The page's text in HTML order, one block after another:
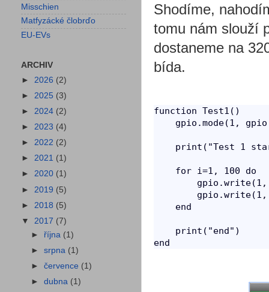
Shodíme,
tomu nám slouží
dostaneme na
bída.
function Test1()
gpio.mode(1,
print("Test 1
for i=1, 100 do
gpio.write(1,
gpio.write(1,
end
print("end")
Misschien
Matfyzácké člobrďo
EU-EVs
ARCHIV
► 2026 (2)
► 2025 (3)
► 2024 (2)
► 2023 (4)
► 2022 (2)
► 2021 (1)
► 2020 (1)
► 2019 (5)
► 2018 (5)
▼ 2017 (7)
►října (1)
►srpna (1)
►července (1)
►dubna (1)